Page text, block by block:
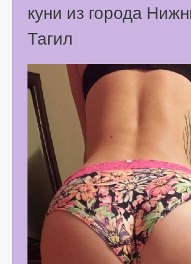
куни из города
Тагил